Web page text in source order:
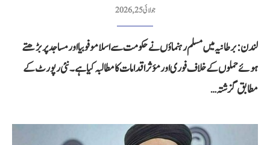
جولائی 25, 2026
لندن: برطانیہ میں مسلم رہنماؤں نے حکومت سے اسلاموفوبیا اور مساجد پر بڑھتے
ہوئے حملوں کے خلاف فوری اور مؤثر اقدامات کا مطالبہ کیا ہے۔ نئی رپورٹ کے
مطابق گزشتہ…